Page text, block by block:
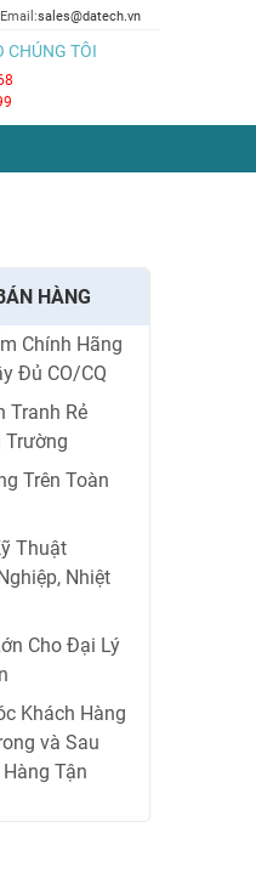
Email:sales@datech.vn
CHÚNG TÔI
HÀNG
Chính Hãng
Đủ CO/CQ
Tranh Rẻ
Trường
Trên Toàn
Thuật
Nhiệt
Cho Đại Lý
Khách Hàng
và Sau
Tận